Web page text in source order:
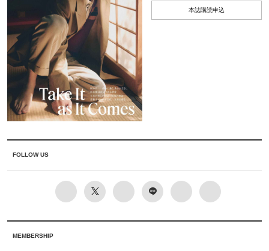
本誌購読申込
FOLLOW US
MEMBERSHIP